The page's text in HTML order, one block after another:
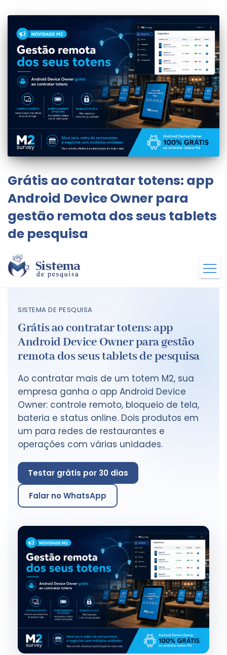
Grátis ao contratar totens: app
Android Device Owner para
gestão remota dos seus tablets
de pesquisa
SISTEMA DE PESQUISA
Grátis ao contratar totens: app
Android Device Owner para gestão
remota dos seus tablets de pesquisa
Ao contratar mais de um totem M2, sua
empresa ganha o app Android Device
Owner: controle remoto, bloqueio de tela,
bateria e status online. Dois produtos em
um para redes de restaurantes e
operações com várias unidades.
Testar grátis por 30 dias
Falar no WhatsApp